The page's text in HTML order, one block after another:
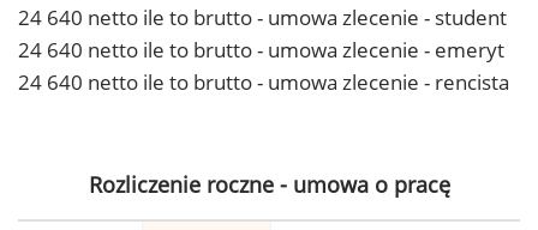
24 640 netto ile to brutto - umowa zlecenie - student
24 640 netto ile to brutto - umowa zlecenie - emeryt
24 640 netto ile to brutto - umowa zlecenie - rencista
Rozliczenie roczne - umowa o pracę